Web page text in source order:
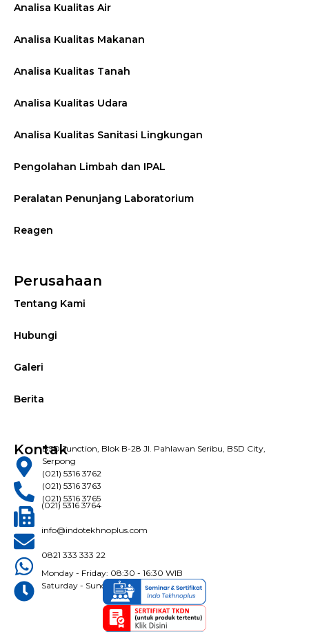
Analisa Kualitas Air
Analisa Kualitas Makanan
Analisa Kualitas Tanah
Analisa Kualitas Udara
Analisa Kualitas Sanitasi Lingkungan
Pengolahan Limbah dan IPAL
Peralatan Penunjang Laboratorium
Reagen
Perusahaan
Tentang Kami
Hubungi
Galeri
Berita
KontakBSD Junction, Blok B-28 Jl. Pahlawan Seribu, BSD City,
Serpong
(021) 5316 3762
(021) 5316 3763
(021) 5316 3765
(021) 5316 3764
info@indotekhnoplus.com
0821 333 333 22
Monday - Friday: 08:30 - 16:30 WIB
Saturday - Sunday: Closed